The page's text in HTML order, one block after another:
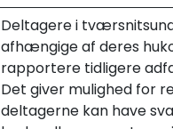
Deltagere i
afhængige af deres
rapportere tidligere
Det giver mulighed for
deltagerne kan have